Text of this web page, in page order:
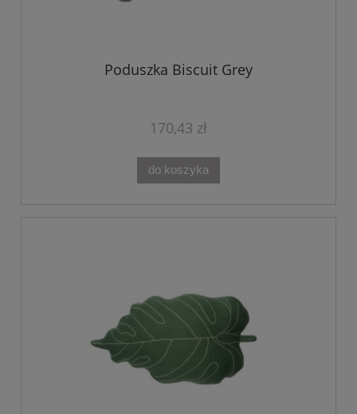
Poduszka Biscuit Grey
170,43 zł
do koszyka